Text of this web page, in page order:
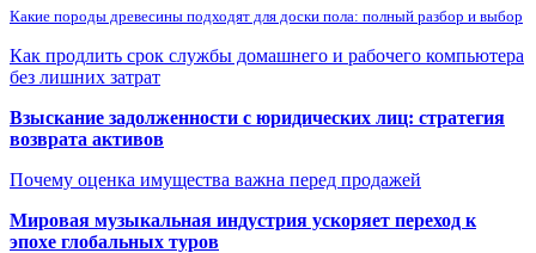
Какие породы древесины подходят для доски пола: полный разбор и выбор
Как продлить срок службы домашнего и рабочего компьютера
без лишних затрат
Взыскание задолженности с юридических лиц: стратегия
возврата активов
Почему оценка имущества важна перед продажей
Мировая музыкальная индустрия ускоряет переход к
эпохе глобальных туров